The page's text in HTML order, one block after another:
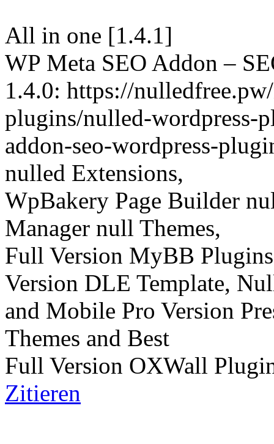
All in one [1.4.1]
WP Meta SEO Addon –
1.4.0: https://
plugins/nulled-wordpress-
addon-seo-wordpress-
nulled Extensions,
WpBakery Page Builder
Manager null Themes,
Full Version MyBB
Version DLE Template,
and Mobile Pro Version
Themes and Best
Full Version OXWall
Zitieren